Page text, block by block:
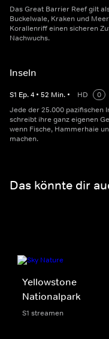
Das Great Barrier Reef gilt
Buckelwale, Kraken und
Korallenriff einen sicheren
Nachwuchs.
Inseln
S1 Ep.4 • 52 Min. • HD
0
Jede der 25.000 pazifischen
schreibt ihre ganz eigenen
wenn Fische, Hammerhaie
machen.
Das könnte dir
Yellowstone
Nationalpark
S1 streamen